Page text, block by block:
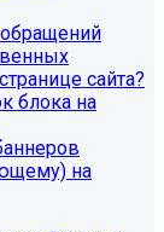
сайта?
блока на
на